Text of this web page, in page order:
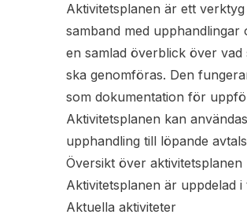
Aktivitetsplanen är ett
samband med
en samlad överblick över
ska genomföras. Den
som dokumentation för
Aktivitetsplanen kan
upphandling till löpande
Översikt över aktivitetsplanen
Aktivitetsplanen är uppdelad
Aktuella aktiviteter